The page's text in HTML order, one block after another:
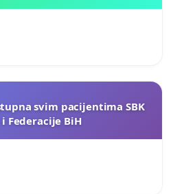
svim pacijentima SBK
Federacije BiH